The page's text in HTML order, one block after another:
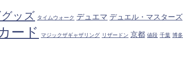
ッズ タイムウォーク デュエマ デュエル・マスターズ
ード マジックザギャザリング リザードン 京都 値段 千葉 博多